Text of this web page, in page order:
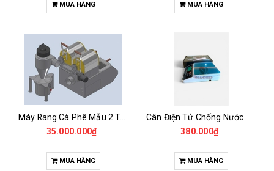
MUA HÀNG MUA HÀNG
Máy Rang Cà Phê Mẫu 2 Trống Rang (500+500gr)
35.000.000₫
MUA HÀNG
380.000₫
MUA HÀNG